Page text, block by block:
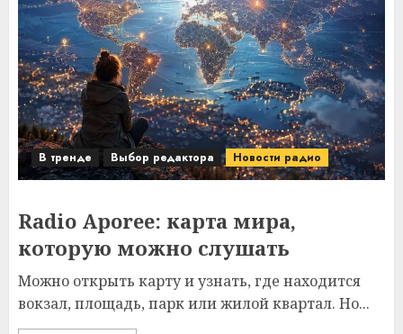
В тренде Выбор редактора Новости радио
Radio Aporee: карта мира,
которую можно слушать
Можно открыть карту и узнать, где находится
вокзал, площадь, парк или жилой квартал. Но...